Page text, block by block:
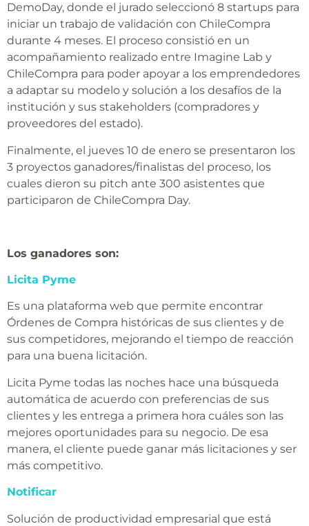
DemoDay, donde el jurado seleccionó 8 startups para
iniciar un trabajo de validación con ChileCompra
durante 4 meses. El proceso consistió en un
acompañamiento realizado entre Imagine Lab y
ChileCompra para poder apoyar a los emprendedores
a adaptar su modelo y solución a los desafíos de la
institución y sus stakeholders (compradores y
proveedores del estado).
Finalmente, el jueves 10 de enero se presentaron los
3 proyectos ganadores/finalistas del proceso, los
cuales dieron su pitch ante 300 asistentes que
participaron de ChileCompra Day.
Los ganadores son:
Licita Pyme
Es una plataforma web que permite encontrar
Órdenes de Compra históricas de sus clientes y de
sus competidores, mejorando el tiempo de reacción
para una buena licitación.
Licita Pyme todas las noches hace una búsqueda
automática de acuerdo con preferencias de sus
clientes y les entrega a primera hora cuáles son las
mejores oportunidades para su negocio. De esa
manera, el cliente puede ganar más licitaciones y ser
más competitivo.
Notificar
Solución de productividad empresarial que está